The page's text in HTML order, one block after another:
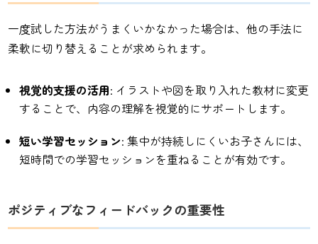
一度試した方法がうまくいかなかった場合は、他の手法に
柔軟に切り替えることが求められます。
視覚的支援の活用: イラストや図を取り入れた教材に変更
することで、内容の理解を視覚的にサポートします。
短い学習セッション: 集中が持続しにくいお子さんには、
短時間での学習セッションを重ねることが有効です。
ポジティブなフィードバックの重要性